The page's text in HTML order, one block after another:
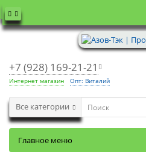
+7 (928) 169-21-21
Интернет магазин Опт: Виталий
Все категории
Главное меню